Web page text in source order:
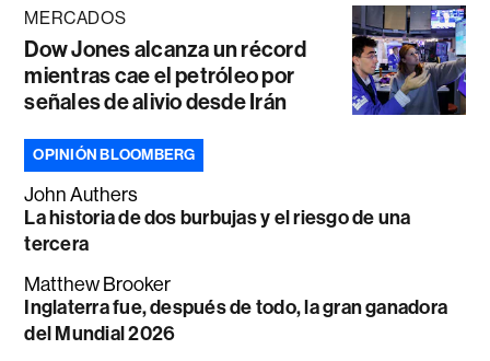
MERCADOS
Dow Jones alcanza un récord
mientras cae el petróleo por
señales de alivio desde Irán
OPINIÓN BLOOMBERG
John Authers
La historia de dos burbujas y el riesgo de una
tercera
Matthew Brooker
Inglaterra fue, después de todo, la gran ganadora
del Mundial 2026